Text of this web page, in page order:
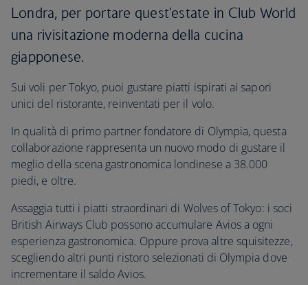
Londra, per portare quest'estate in Club World
una rivisitazione moderna della cucina
giapponese.
Sui voli per Tokyo, puoi gustare piatti ispirati ai sapori
unici del ristorante, reinventati per il volo.
In qualità di primo partner fondatore di Olympia, questa
collaborazione rappresenta un nuovo modo di gustare il
meglio della scena gastronomica londinese a 38.000
piedi, e oltre.
Assaggia tutti i piatti straordinari di Wolves of Tokyo: i soci
British Airways Club possono accumulare Avios a ogni
esperienza gastronomica. Oppure prova altre squisitezze,
scegliendo altri punti ristoro selezionati di Olympia dove
incrementare il saldo Avios.